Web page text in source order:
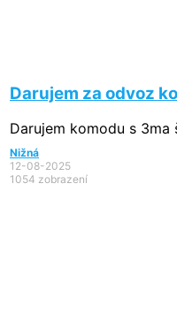
Darujem za odvoz
Darujem komodu s 3ma
Nižná
12-08-2025
1054 zobrazení